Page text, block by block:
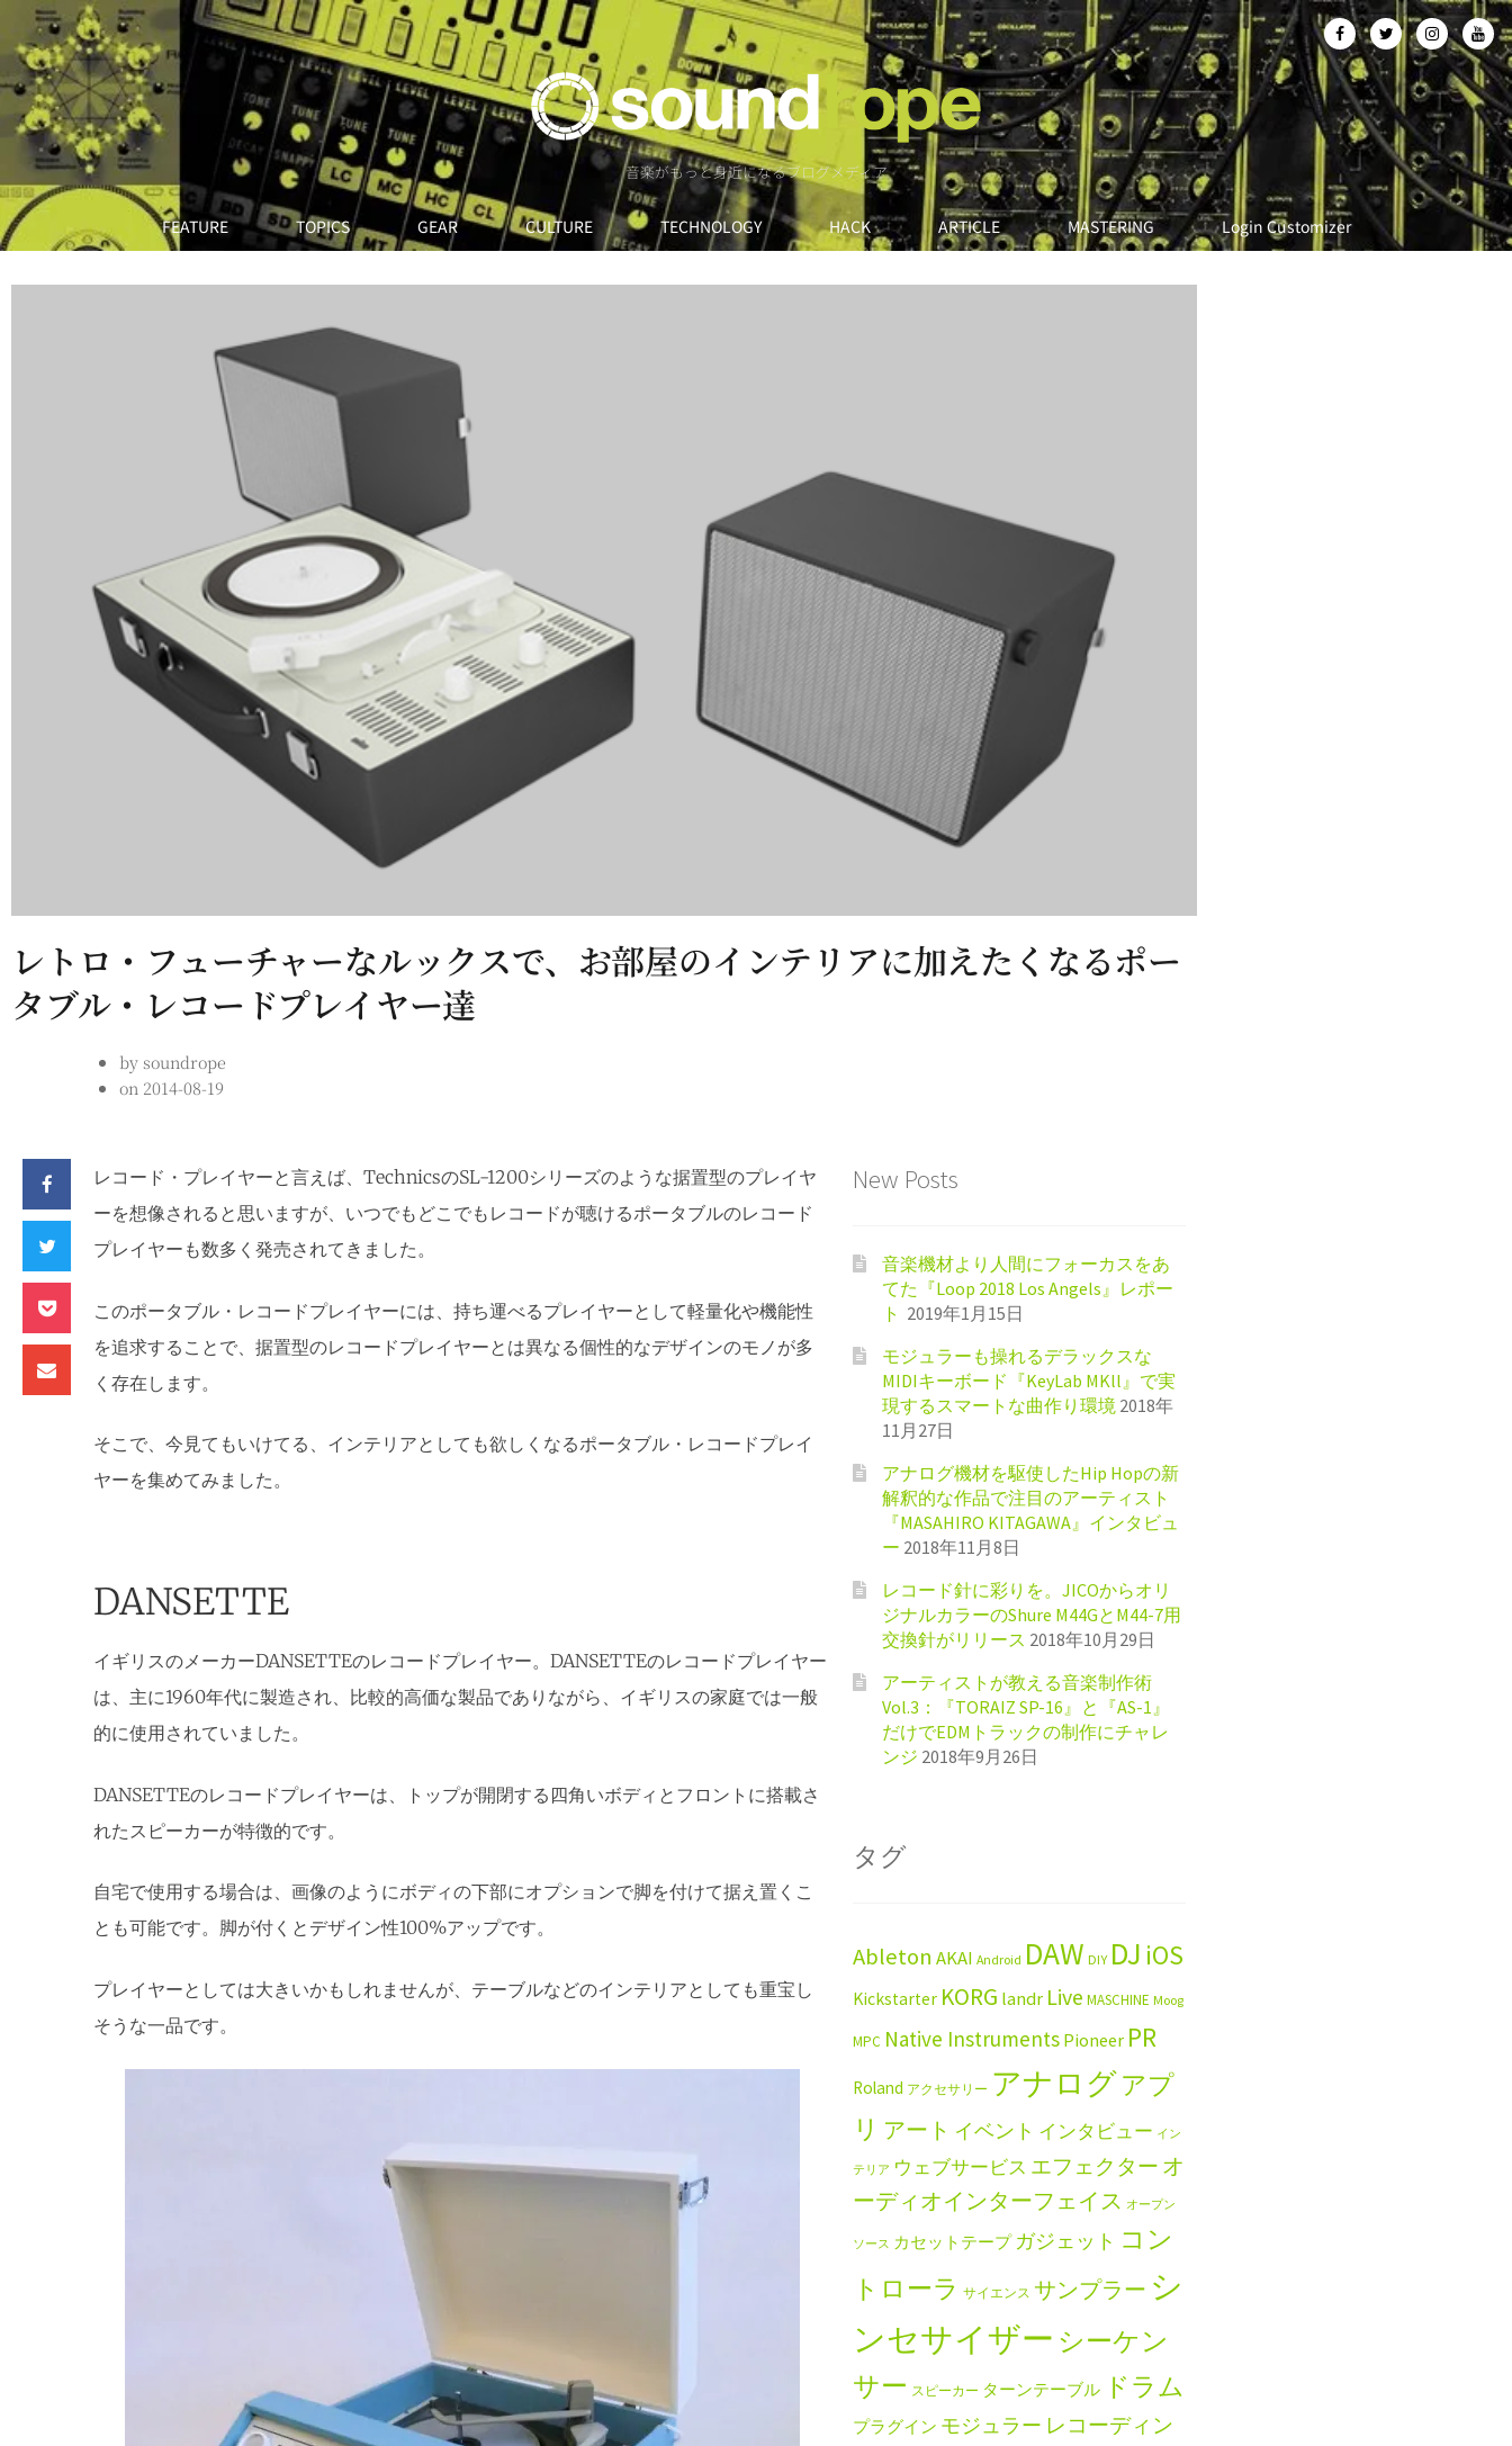
音楽がもっと身近になるブログメディア
FEATURE TOPICS GEAR CULTURE TECHNOLOGY HACK ARTICLE MASTERING Login Customizer
レトロ・フューチャーなルックスで、お部屋のインテリアに加えたくなるポー
タブル・レコードプレイヤー達
bysoundrope
on 2014-08-19
レコード・プレイヤーと言えば、TechnicsのSL-1200シリーズのような据置型のプレイヤ
ーを想像されると思いますが、いつでもどこでもレコードが聴けるポータブルのレコード
プレイヤーも数多く発売されてきました。
このポータブル・レコードプレイヤーには、持ち運べるプレイヤーとして軽量化や機能性
を追求することで、据置型のレコードプレイヤーとは異なる個性的なデザインのモノが多
く存在します。
そこで、今見てもいけてる、インテリアとしても欲しくなるポータブル・レコードプレイ
ヤーを集めてみました。
DANSETTE
イギリスのメーカーDANSETTEのレコードプレイヤー。DANSETTEのレコードプレイヤー
は、主に1960年代に製造され、比較的高価な製品でありながら、イギリスの家庭では一般
的に使用されていました。
DANSETTEのレコードプレイヤーは、トップが開閉する四角いボディとフロントに搭載さ
れたスピーカーが特徴的です。
自宅で使用する場合は、画像のようにボディの下部にオプションで脚を付けて据え置くこ
とも可能です。脚が付くとデザイン性100%アップです。
プレイヤーとしては大きいかもしれませんが、テーブルなどのインテリアとしても重宝し
そうな一品です。
New Posts
音楽機材より人間にフォーカスをあ
てた『Loop 2018 Los Angels』レポー
ト 2019年1月15日
モジュラーも操れるデラックスな
MIDIキーボード『KeyLab MKll』で実
現するスマートな曲作り環境 2018年
11月27日
アナログ機材を駆使したHip Hopの新
解釈的な作品で注目のアーティスト
『MASAHIRO KITAGAWA』インタビュ
ー 2018年11月8日
レコード針に彩りを。JICOからオリ
ジナルカラーのShure M44GとM44-7用
交換針がリリース 2018年10月29日
アーティストが教える音楽制作術
Vol.3：『TORAIZ SP-16』と『AS-1』
だけでEDMトラックの制作にチャレ
ンジ 2018年9月26日
タグ
Ableton AKAI Android DAW DIY DJ iOS
Kickstarter KORG landr Live MASCHINE Moog
MPC Native Instruments Pioneer PR
Roland アクセサリー アナログアプ
リ アート イベント インタビュー イン
テリア ウェブサービス エフェクター オ
ーディオインターフェイス オープン
ソース カセットテープ ガジェット コン
トローラ サイエンス サンプラー シ
ンセサイザー シーケン
サー スピーカー ターンテーブル ドラム
プラグイン モジュラー レコーディン